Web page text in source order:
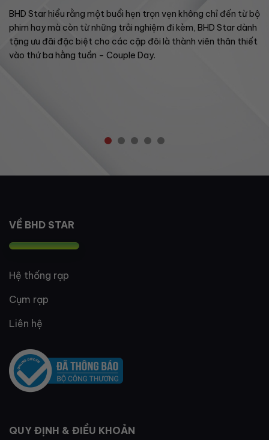
BHD Star hiểu rằng một buổi hẹn trọn vẹn không chỉ đến từ bộ
phim hay mà còn từ những trải nghiệm đi kèm, BHD Star dành
tặng ưu đãi đặc biệt cho các cặp đôi là thành viên thân thiết
vào thứ ba hằng tuần – Couple Day.
VỀ BHD STAR
Hệ thống rạp
Cụm rạp
Liên hệ
QUY ĐỊNH & ĐIỀU KHOẢN